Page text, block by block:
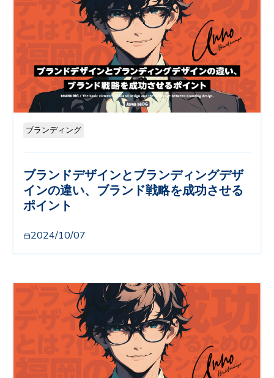
ブランディング
ブランドデザインとブランディングデザ
インの違い、ブランド戦略を成功させる
ポイント
2024/10/07